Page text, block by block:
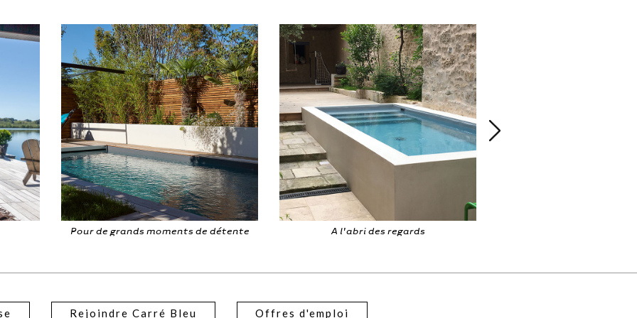
A l'abri des regards Bassin dans cour intérieure
Rejoindre Carré Bleu Offres d'emploi